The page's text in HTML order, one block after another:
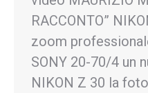
RACCONTO”
zoom
SONY 20-70/4 un
NIKON Z 30 la